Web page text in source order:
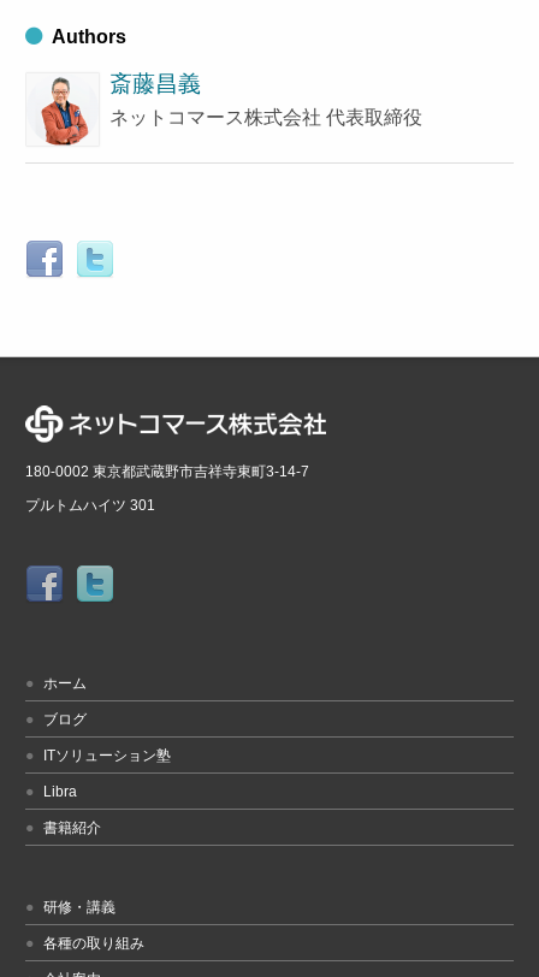
Authors
斎藤昌義
ネットコマース株式会社 代表取締役
180-0002 東京都武蔵野市吉祥寺東町3-14-7
プルトムハイツ 301
ホーム
ブログ
ITソリューション塾
Libra
書籍紹介
研修・講義
各種の取り組み